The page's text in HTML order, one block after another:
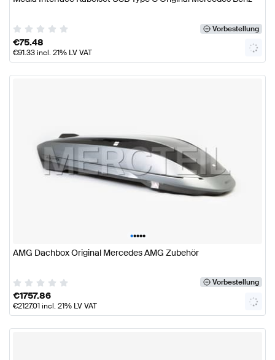
Vorbestellung
€75.48
€91.33incl. 21% LV VAT
•••••
AMG Dachbox Original Mercedes AMG Zubehör
Vorbestellung
€1757.86
€2127.01incl. 21% LV VAT